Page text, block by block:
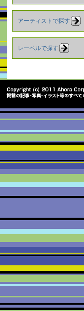
アーティストで探す
レーベルで探す